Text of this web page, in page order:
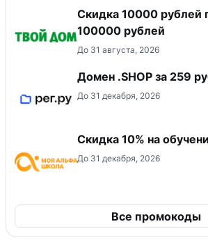
Скидка 10000 рублей
100000 рублей
До 31 августа, 2026
Домен .SHOP за 259
До 31 декабря, 2026
Скидка 10% на
До 31 декабря, 2026
Все промокоды